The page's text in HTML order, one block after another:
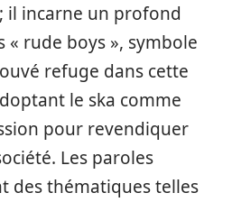
il incarne un profond
« rude boys », symbole
refuge dans cette
le ska comme
pour revendiquer
Les paroles
des thématiques telles